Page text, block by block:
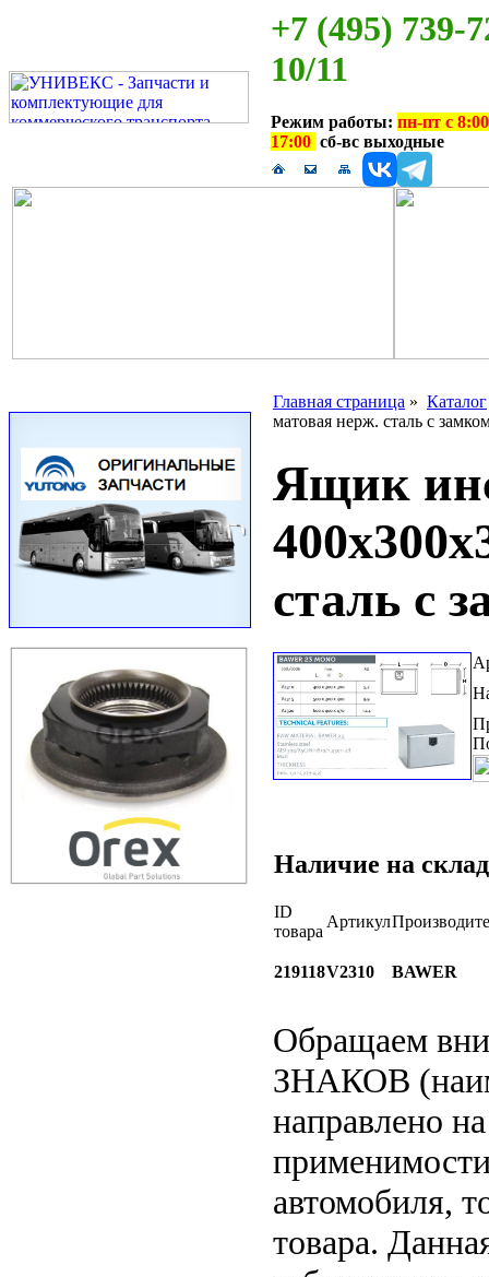
+7 (495) 739-
10/11
Режим работы: пн-пт с
17:00 сб-вс выходные
Главная страница » Каталог
матовая нерж. сталь с
Ящик
сталь с
Наличие на
ID
товара
Артикул
219118V2310 BAWER
Обращаем
ЗНАКОВ
направлено
автомобиля,
товара.